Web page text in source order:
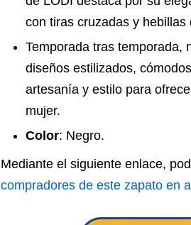
con tiras cruzadas y
Temporada tras temporada,
diseños estilizados,
artesanía y estilo para
mujer.
Color: Negro.
Mediante el siguiente enlace,
compradores de este zapato en